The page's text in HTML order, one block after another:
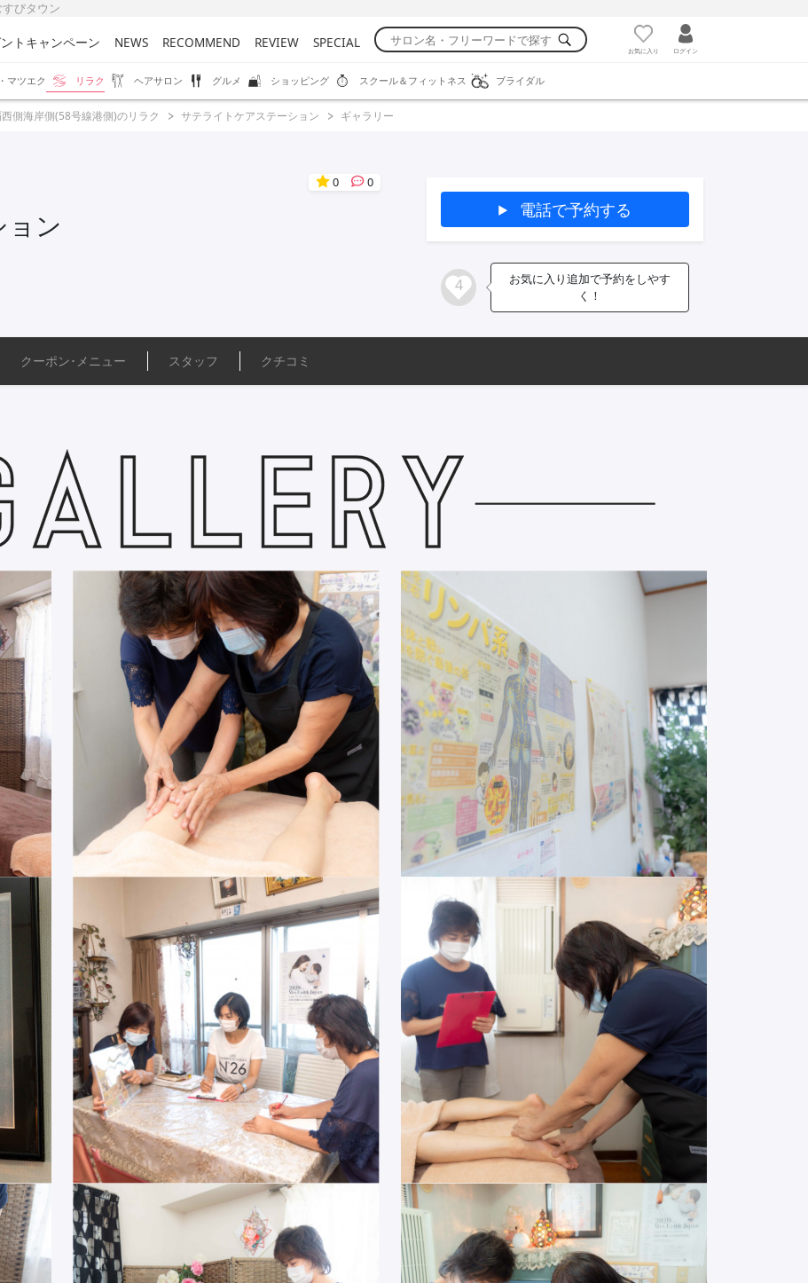
びタウン
トキャンペーン NEWS RECOMMEND REVIEW SPECIAL お気に入り ログイン
マツエク リラク ヘアサロン グルメ ショッピング スクール＆フィットネス ブライダル
側海岸側(58号線港側)のリラク サテライトケアステーション ギャラリー
0 0
ン 電話で予約する
4
お気に入り追加で予約をしやす
く！
クーポン･ メニュー スタッフ クチコミ